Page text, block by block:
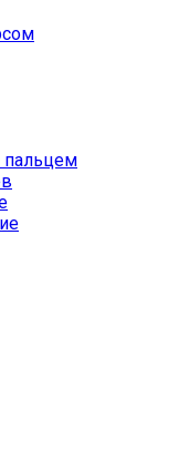
пальцем